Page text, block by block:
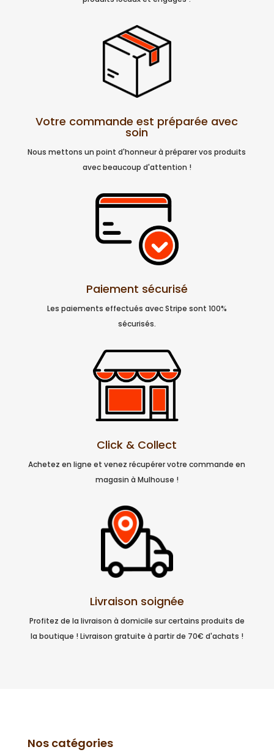
Votre commande est préparée avec
soin
Nous mettons un point d'honneur à préparer vos produits
avec beaucoup d'attention !
Paiement sécurisé
Les paiements effectués avec Stripe sont 100%
sécurisés.
Click & Collect
Achetez en ligne et venez récupérer votre commande en
magasin à Mulhouse !
Livraison soignée
Profitez de la livraison à domicile sur certains produits de
la boutique ! Livraison gratuite à partir de 70€ d'achats !
Nos catégories